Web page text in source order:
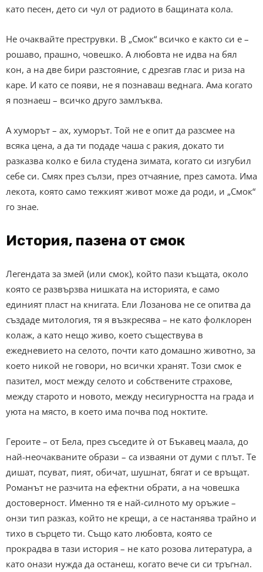
като песен, дето си чул от радиото в бащината кола.
Не очаквайте преструвки. В „Смок“ всичко е както си е –
рошаво, прашно, човешко. А любовта не идва на бял
кон, а на две бири разстояние, с дрезгав глас и риза на
каре. И като се появи, не я познаваш веднага. Ама когато
я познаеш – всичко друго замлъква.
А хуморът – ах, хуморът. Той не е опит да разсмее на
всяка цена, а да ти подаде чаша с ракия, докато ти
разказва колко е била студена зимата, когато си изгубил
себе си. Смях през сълзи, през отчаяние, през самота. Има
лекота, която само тежкият живот може да роди, и „Смок“
го знае.
История, пазена от смок
Легендата за змей (или смок), който пази къщата, около
която се развързва нишката на историята, е само
единият пласт на книгата. Ели Лозанова не се опитва да
създаде митология, тя я възкресява – не като фолклорен
колаж, а като нещо живо, което съществува в
ежедневието на селото, почти като домашно животно, за
което никой не говори, но всички хранят. Този смок е
пазител, мост между селото и собствените страхове,
между старото и новото, между несигурността на града и
уюта на място, в което има почва под ноктите.
Героите – от Бела, през съседите ѝ от Бъкавец маала, до
най-неочакваните образи – са изваяни от думи с плът. Те
дишат, псуват, пият, обичат, шушнат, бягат и се връщат.
Романът не разчита на ефектни обрати, а на човешка
достоверност. Именно тя е най-силното му оръжие –
онзи тип разказ, който не крещи, а се настанява трайно и
тихо в сърцето ти. Също като любовта, която се
прокрадва в тази история – не като розова литература, а
като онази нужда да останеш, когато вече си си тръгнал.